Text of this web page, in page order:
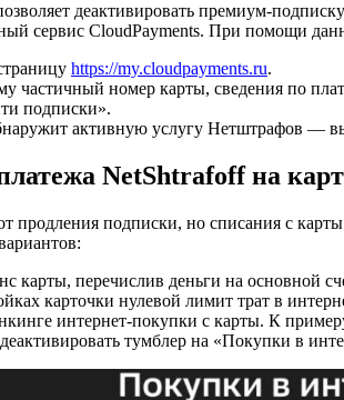
деактивировать премиум-
сервис CloudPayments. При помощи
https://my.cloudpayments.ru.
частичный номер карты, сведения по
подписки».
активную услугу Нетштрафов —
NetShtrafoff на
продления подписки, но списания с
карты, перечислив деньги на основной
карточки нулевой лимит трат в
интернет-покупки с карты. К
тумблер на «Покупки в